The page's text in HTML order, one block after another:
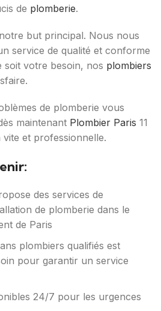
de plomberie.
but principal. Nous nous
service de qualité et conforme
soit votre besoin, nos plombiers
de plomberie vous
maintenant Plombier Paris 11
et professionnelle.
des services de
de plomberie dans le
de Paris
plombiers qualifiés est
pour garantir un service
24/7 pour les urgences